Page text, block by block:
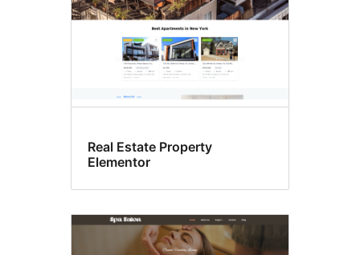
Real Estate Property
Elementor